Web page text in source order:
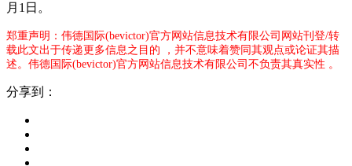
月1日。
郑重声明：伟德国际(bevictor)官方网站信息技术有限公司网站刊登/转
载此文出于传递更多信息之目的 ，并不意味着赞同其观点或论证其描
述。伟德国际(bevictor)官方网站信息技术有限公司不负责其真实性 。
分享到：